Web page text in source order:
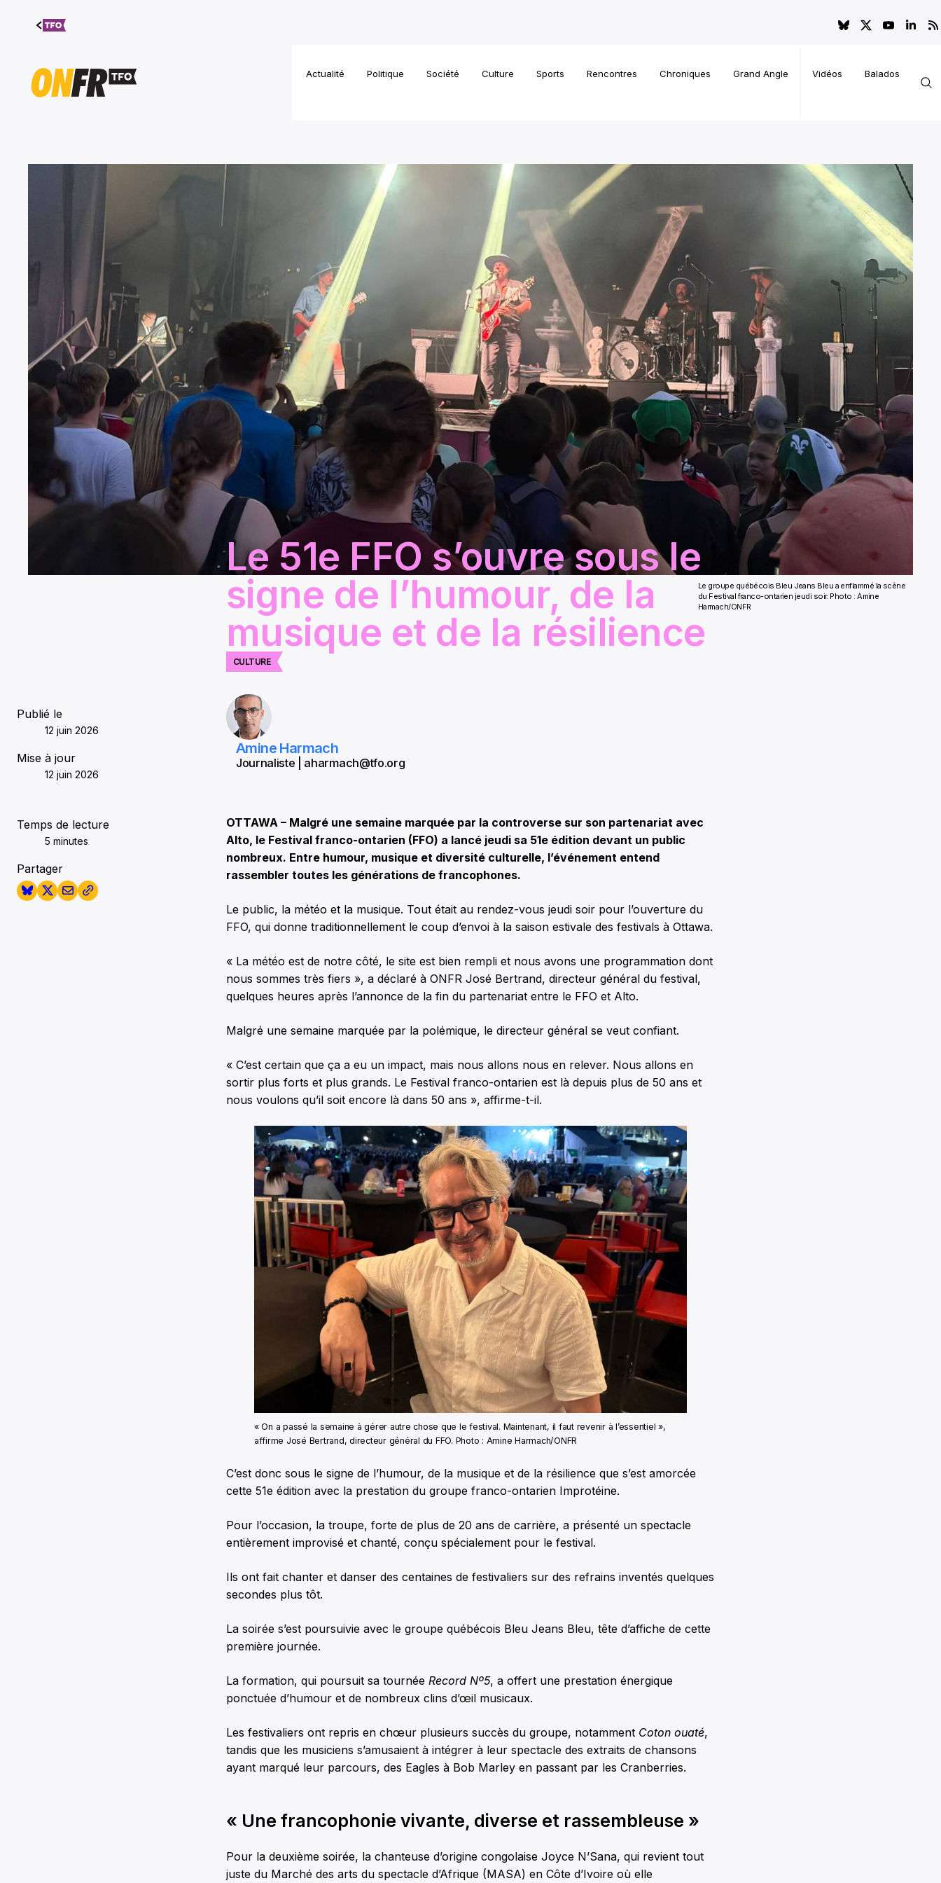
Aller au
contenu
Actualité Politique Société Culture Sports Rencontres Chroniques Grand Angle Vidéos Balados
Le groupe québécois Bleu Jeans Bleu a enflammé la scène
du Festival franco-ontarien jeudi soir. Photo : Amine
Harmach/ONFR
CULTURE
Le 51e FFO s’ouvre sous le
signe de l’humour, de la
musique et de la résilience
Publié le
12 juin 2026
Mise à jour
12 juin 2026
Temps de lecture
5 minutes
Partager
Amine Harmach
Journaliste | aharmach@tfo.org
OTTAWA – Malgré une semaine marquée par la controverse sur son partenariat avec
Alto, le Festival franco-ontarien (FFO) a lancé jeudi sa 51e édition devant un public
nombreux. Entre humour, musique et diversité culturelle, l’événement entend
rassembler toutes les générations de francophones.
Le public, la météo et la musique. Tout était au rendez-vous jeudi soir pour l’ouverture du
FFO, qui donne traditionnellement le coup d’envoi à la saison estivale des festivals à Ottawa.
« La météo est de notre côté, le site est bien rempli et nous avons une programmation dont
nous sommes très fiers », a déclaré à ONFR José Bertrand, directeur général du festival,
quelques heures après l’annonce de la fin du partenariat entre le FFO et Alto.
Malgré une semaine marquée par la polémique, le directeur général se veut confiant.
« C’est certain que ça a eu un impact, mais nous allons nous en relever. Nous allons en
sortir plus forts et plus grands. Le Festival franco-ontarien est là depuis plus de 50 ans et
nous voulons qu’il soit encore là dans 50 ans », affirme-t-il.
« On a passé la semaine à gérer autre chose que le festival. Maintenant, il faut revenir à l’essentiel »,
affirme José Bertrand, directeur général du FFO. Photo : Amine Harmach/ONFR
C’est donc sous le signe de l’humour, de la musique et de la résilience que s’est amorcée
cette 51e édition avec la prestation du groupe franco-ontarien Improtéine.
Pour l’occasion, la troupe, forte de plus de 20 ans de carrière, a présenté un spectacle
entièrement improvisé et chanté, conçu spécialement pour le festival.
Ils ont fait chanter et danser des centaines de festivaliers sur des refrains inventés quelques
secondes plus tôt.
La soirée s’est poursuivie avec le groupe québécois Bleu Jeans Bleu, tête d’affiche de cette
première journée.
La formation, qui poursuit sa tournée Record Nº5, a offert une prestation énergique
ponctuée d’humour et de nombreux clins d’œil musicaux.
Les festivaliers ont repris en chœur plusieurs succès du groupe, notamment Coton ouaté,
tandis que les musiciens s’amusaient à intégrer à leur spectacle des extraits de chansons
ayant marqué leur parcours, des Eagles à Bob Marley en passant par les Cranberries.
« Une francophonie vivante, diverse et rassembleuse »
Pour la deuxième soirée, la chanteuse d’origine congolaise Joyce N’Sana, qui revient tout
juste du Marché des arts du spectacle d’Afrique (MASA) en Côte d’Ivoire où elle